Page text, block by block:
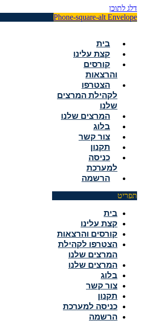
דלג לתוכן
Phone-square-alt Envelope
בית
קצת עלינו
קורסים
והרצאות
הצטרפו
לקהילת המרצים
שלנו
המרצים שלנו
בלוג
צור קשר
תקנון
כניסה
למערכת
הרשמה
תפריט
בית
קצת עלינו
קורסים והרצאות
הצטרפו לקהילת
המרצים שלנו
המרצים שלנו
בלוג
צור קשר
תקנון
כניסה למערכת
הרשמה